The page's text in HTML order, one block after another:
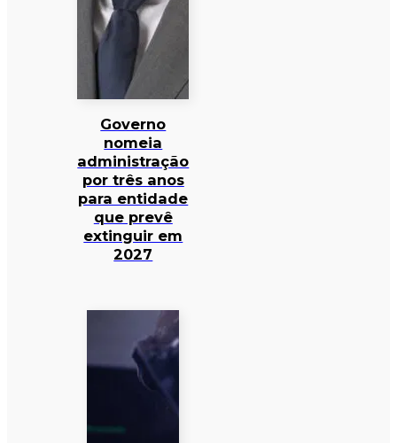
Governo
nomeia
administração
por três anos
para entidade
que prevê
extinguir em
2027